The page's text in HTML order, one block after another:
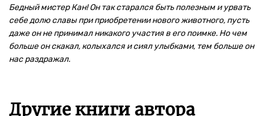
Бедный мистер Кан! Он так старался быть полезным и урвать
себе долю славы при приобретении нового животного, пусть
даже он не принимал никакого участия в его поимке. Но чем
больше он скакал, колыхался и сиял улыбками, тем больше он
нас раздражал.
Другие книги автора